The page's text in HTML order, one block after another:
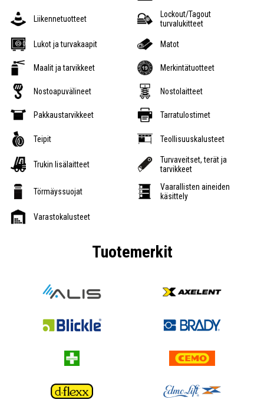
Liikennetuotteet
Lockout/Tagout
turvalukitteet
Lukot ja turvakaapit Matot
Maalit ja tarvikkeet Merkintätuotteet
Nostoapuvälineet Nostolaitteet
Pakkaustarvikkeet Tarratulostimet
Teipit Teollisuuskalusteet
Trukin lisälaitteet
Turvaveitset, terät ja
tarvikkeet
Törmäyssuojat
Vaarallisten aineiden
käsittely
Varastokalusteet
Tuotemerkit